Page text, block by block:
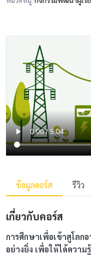
ข้อมูลคอร์ส รีวิว
เกี่ยวกับคอร์ส
การศึกษาเพื่อเข้าสูโล
อย่างยิ่ง เพื่อให้ได้ควา